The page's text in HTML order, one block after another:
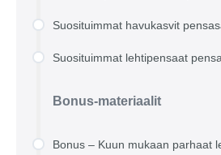
Suosituimmat havukasvit
Suosituimmat lehtipensaat
Bonus-materiaalit
Bonus – Kuun mukaan parhaat